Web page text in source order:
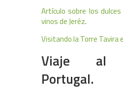
Artículo sobre los
vinos de Jeréz.
Visitando la Torre Tavira
Viaje al
Portugal.